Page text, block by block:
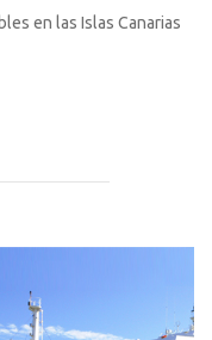
en las Islas Canarias